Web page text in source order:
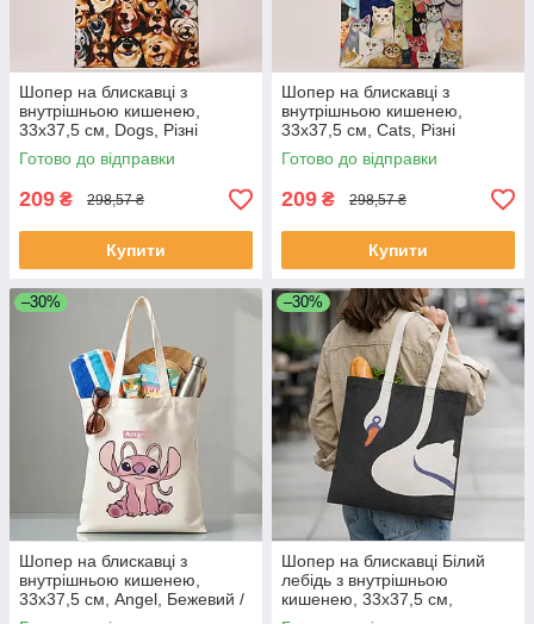
Шопер на блискавці з
внутрішньою кишенею,
33х37,5 см, Dogs, Різні
кольори / Економарка для
покупок Песики / Сумка
Готово до відправки
209 ₴ 298,57 ₴
Купити
Шопер на блискавці з
внутрішньою кишенею,
33х37,5 см, Cats, Різні
кольори / Еко сумка для
покупок Котики / Сумка
Готово до відправки
209 ₴ 298,57 ₴
Купити
–30%
Шопер на блискавці з
внутрішньою кишенею,
33х37,5 см, Angel, Бежевий /
Еко сумка для покупок Стич /
–30%
Шопер на блискавці Білий
лебідь з внутрішньою
кишенею, 33х37,5 см,
Чорний / Еко сумка для